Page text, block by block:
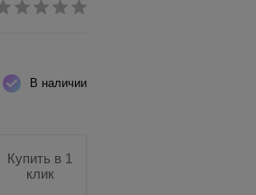
В наличии
Купить в 1
клик